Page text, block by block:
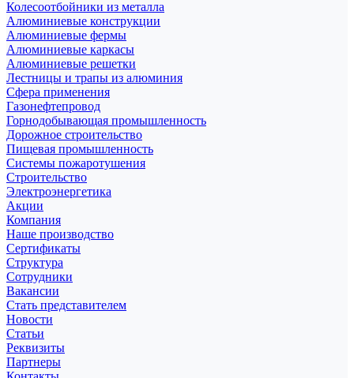
Колесоотбойники из металла
Алюминиевые конструкции
Алюминиевые фермы
Алюминиевые каркасы
Алюминиевые решетки
Лестницы и трапы из алюминия
Сфера применения
Газонефтепровод
Горнодобывающая промышленность
Дорожное строительство
Пищевая промышленность
Системы пожаротушения
Строительство
Электроэнергетика
Акции
Компания
Наше производство
Сертификаты
Структура
Сотрудники
Вакансии
Стать представителем
Новости
Статьи
Реквизиты
Партнеры